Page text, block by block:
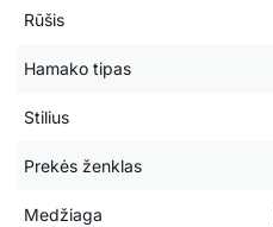
Rūšis
Hamako tipas
Stilius
Prekės ženklas
Medžiaga